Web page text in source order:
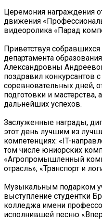
Церемония награждения
движения
видеоролика «Парад
Приветствуя
департамента
Александровны
поздравил
соревновательных дней,
подготовки и
дальнейших успехов.
Заслуженные награды,
этот день лучшим из
компетенциях: «IT-
том числе юниорских
«Агропромышленный
отрасль»; «Транспорт и
Музыкальным подарком
выступление студентки
колледжа имени
исполнившей песню